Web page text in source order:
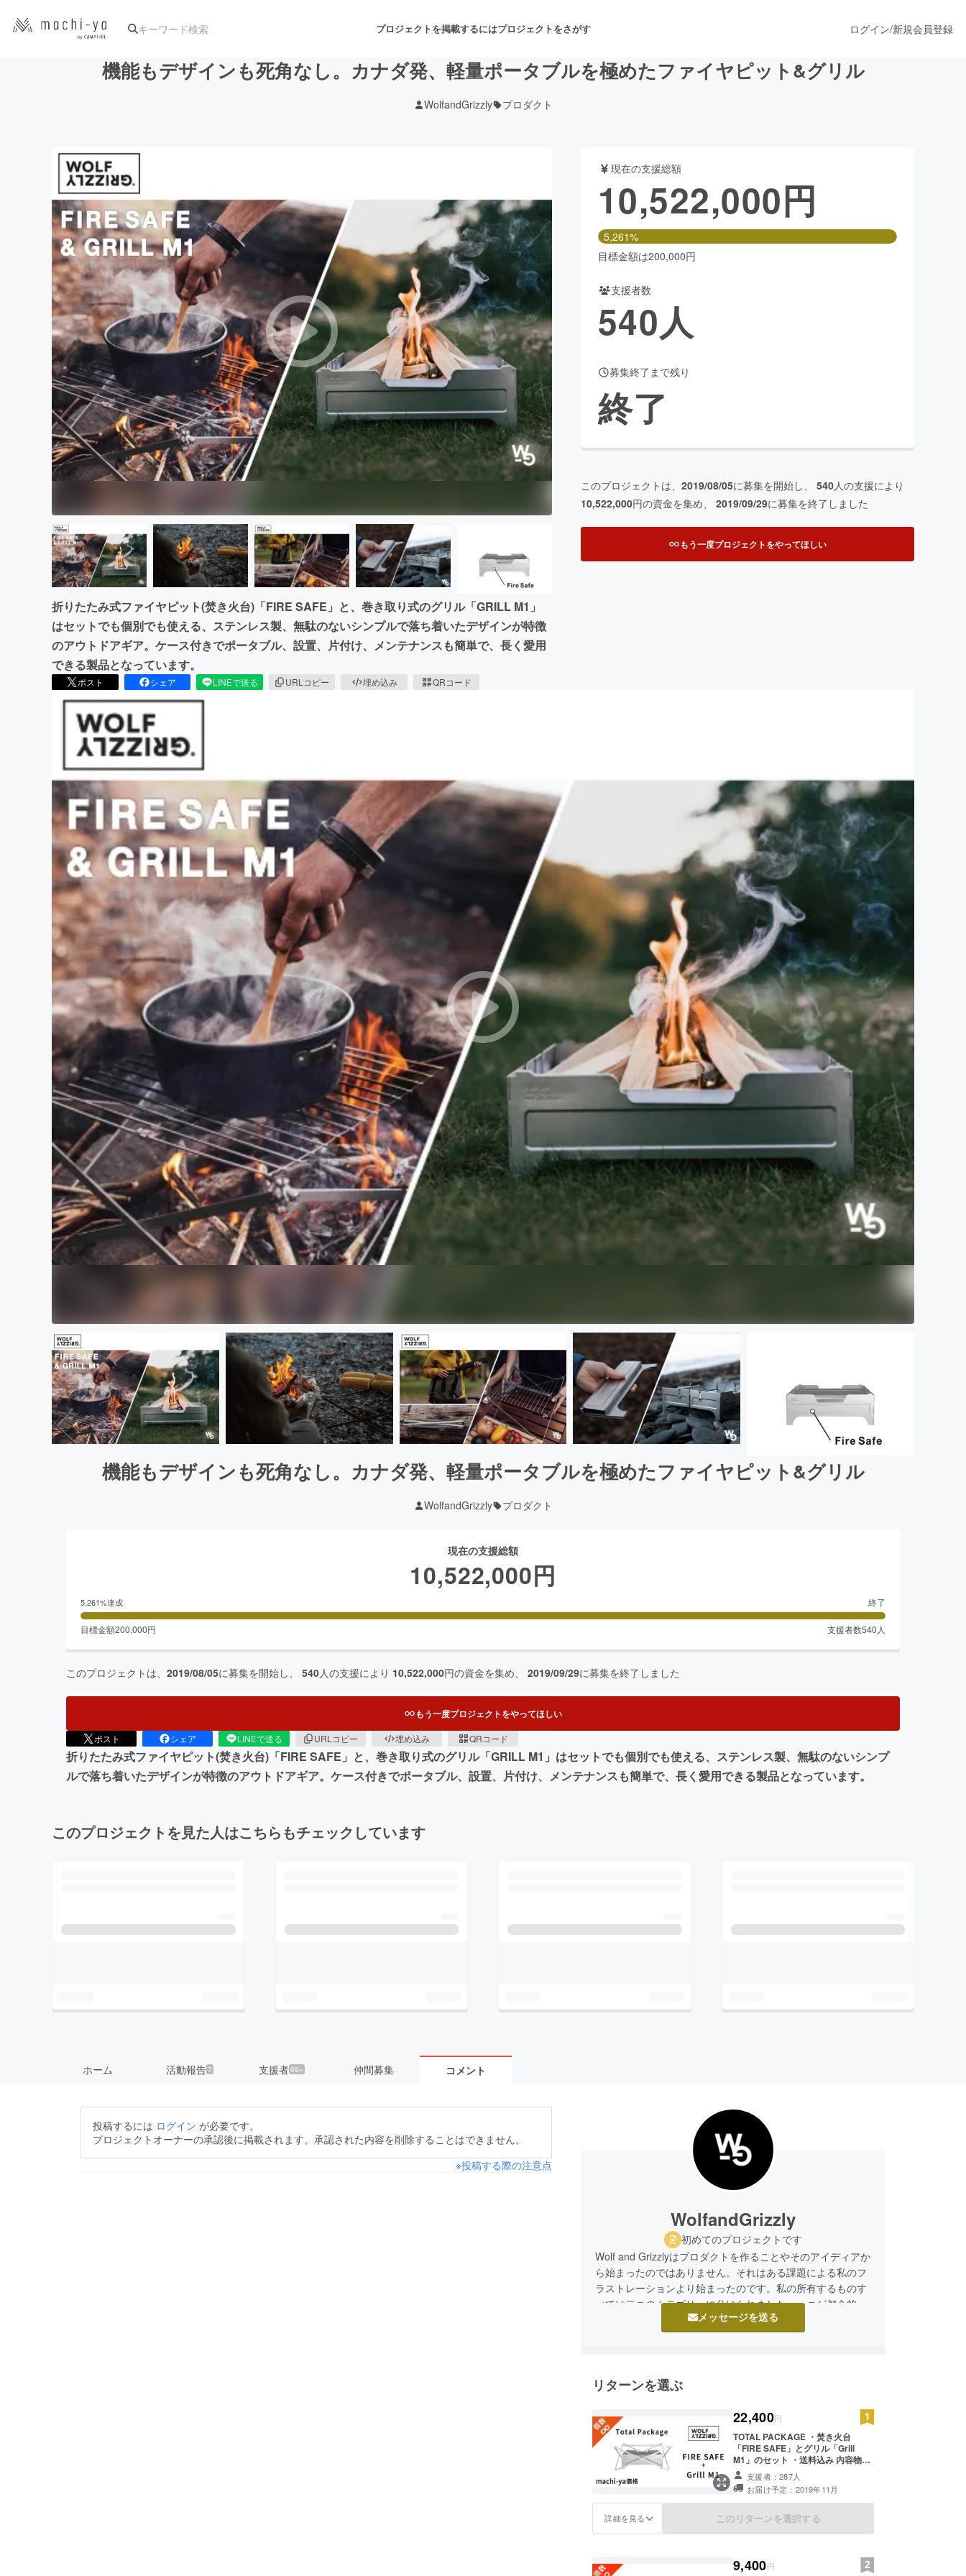
プロジェクトを掲載するにはプロジェクトをさがす
舞台・パフォーマンス
テクノロジー・ガジェット ゲーム・サービス開発 フード・飲食店 ファッション
映像・映画 書籍・雑誌出版 アニメ・漫画
ビジネス・起業 チャレンジ ビューティー・ヘルスケア
まちづくり・地域活性化
CAMPFIRE for Social Good
CAMPFIRE Creation
machi-yaコミュニティ
ログイン/新規会員登録
機能もデザインも死角なし。カナダ発、軽量ポータブルを極めたファイヤピット&グリル
WolfandGrizzly プロダクト
折りたたみ式ファイヤピット(焚き火台)「FIRE SAFE」と、巻き取り式のグリル「GRILL M1」
はセットでも個別でも使える、ステンレス製、無駄のないシンプルで落ち着いたデザインが特徴
のアウトドアギア。ケース付きでポータブル、設置、片付け、メンテナンスも簡単で、長く愛用
できる製品となっています。
ポスト シェア LINEで送る URLコピー 埋め込み QRコード
現在の支援総額
10,522,000円
5,261%
目標金額は200,000円
支援者数
540人
募集終了まで残り
終了
このプロジェクトは、 2019/08/05に募集を開始し、 540人の支援により
10,522,000円の資金を集め、 2019/09/29に募集を終了しました
もう一度プロジェクトをやってほしい
機能もデザインも死角なし。カナダ発、軽量ポータブルを極めたファイヤピット&グリル
WolfandGrizzly プロダクト
現在の支援総額
10,522,000円
5,261%達成 終了
目標金額200,000円 支援者数540 人
このプロジェクトは、 2019/08/05に募集を開始し、 540人の支援により 10,522,000円の資金を集め、 2019/09/29に募集を終了しました
もう一度プロジェクトをやってほしい
ポスト シェア LINEで送る URLコピー 埋め込み QRコード
折りたたみ式ファイヤピット(焚き火台)「FIRE SAFE」と、巻き取り式のグリル「GRILL M1」はセットでも個別でも使える、ステンレス製、無駄のないシンプ
ルで落ち着いたデザインが特徴のアウトドアギア。ケース付きでポータブル、設置、片付け、メンテナンスも簡単で、長く愛用できる製品となっています。
このプロジェクトを見た人はこちらもチェックしています
ホーム 活動報告7 支援者99+ 仲間募集 コメント
投稿するには ログイン が必要です。
プロジェクトオーナーの承認後に掲載されます。承認された内容を削除することはできません。
※投稿する際の注意点
WolfandGrizzly
初めてのプロジェクトです
Wolf and Grizzlyはプロダクトを作ることやそのアイディアか
ら始まったのではありません。それはある課題による私のフ
ラストレーションより始まったのです。私の所有するものす
べては二つのカテゴリーに分けられました。一つが都会的で
見た目がいいが、弱い。もう一つが、野生的で機能的だが、
不恰好で使うのが難しい。
めに、倉庫にずっと眠っています。それ以外の場所に置いて
の。
しかし、私はこの相違が無意味であるという結論で納得しま
した。もしアウトドアツールが使いやすく、耐久性も高く、
デザイン良くあるならば、計画なし・下調べなし・パッキン
グもしない気まぐれな冒険にも役に立つという確固たる信念
を私は持っていました。
そういったツールは、人々が裏庭からバックカントリーま
メッセージを送る
リターンを選ぶ
22,400円
TOTAL PACKAGE ・焚き火台
「FIRE SAFE」とグリル「Grill
M1」のセット ・送料込み 内容物
FIRE SAFE ×1 (本体、キャリーケー
ス) Grill M1 ×1 (本体、キャリーケー
ス、火起こしツール、クリーニング
ツール)
支援者：287人
お届け予定：2019年11月
詳細を見る このリターンを選択する
9,400円